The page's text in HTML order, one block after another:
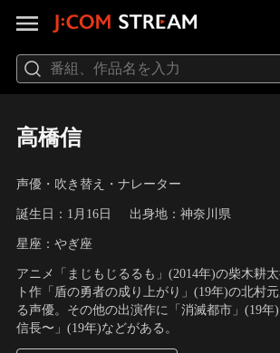
高橋信
声優・吹き替え・ナレーター
誕生日：1月16日 出身地：神奈川県
星座：やぎ座
アニメ「まじもじるるも」(2014年)の柴木耕
ト作「盾の勇者の成り上がり」(19年)の北村
る声優。その他の出演作に「消滅都市」(19年
信長〜」(19年)などがある。